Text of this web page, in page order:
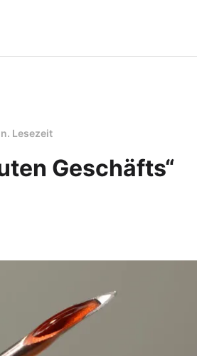
Lesezeit
Geschäfts“